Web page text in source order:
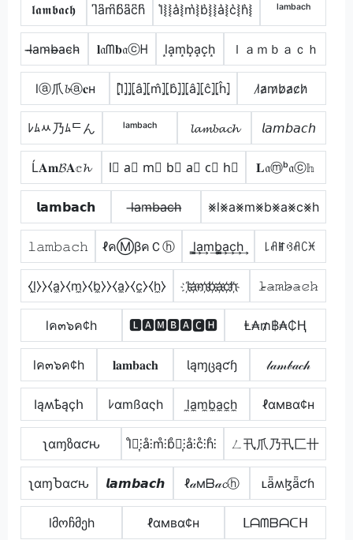
𝖑𝖆𝖒𝖇𝖆𝖈𝖍 l͆a͆m͆b͆a͆c͆h͆ l͛⦚⦚a͛⦚m͛⦚b͛⦚⦚a͛⦚c͛⦚h͛⦚ ˡᵃᵐᵇᵃᶜʰ
l̴̶a̴m̴b̴̶a̴c̴h̴ 𝐥𝔞ᗰ𝐛𝔞ⓒᕼ l͙a͙m͙b͙a͙c͙h͙ ｌａｍｂａｃｈ
lⓐ爪𝓫ⓐ𝐜н ⦏l̂⦎⦎⦏â⦎⦏m̂⦎⦏b̂⦎⦎⦏â⦎⦏ĉ⦎⦏ĥ⦎ l̷a̷m̷b̷a̷c̷h̷
ﾚﾑﾶ乃ﾑᄃん ˡᵃᵐᵇᵃᶜʰ 𝓵𝓪𝓶𝓫𝓪𝓬𝓱 𝘭𝘢𝘮𝘣𝘢𝘤𝘩
Ĺ𝐀𝐦𝓑𝐀𝕔𝓱 l⃣ a⃣ m⃣ b⃣ a⃣ c⃣ h⃣ 𝐋𝔞ⓜᵇ𝔞ⓒ𝕙
𝗹𝗮𝗺𝗯𝗮𝗰𝗵 l̶a̶m̶b̶a̶c̶h̶ ⨳l⨳a⨳m⨳b⨳a⨳c⨳h
𝚕𝚊𝚖𝚋𝚊𝚌𝚑 ℓคⓂβคＣⓗ l̳͢a͢m͢b̳͢a͢c͢h͢ ꒒ꋬꂵꃳꋬꉔꁝ
⧼l̼⧽⧽⧼a̼⧽⧼m̼⧽⧼b̼⧽⧽⧼a̼⧽⧼c̼⧽⧼h̼⧽ l҉a҉m҉b҉a҉c҉h҉ 𝚕̷̴𝚊̷𝚖̷𝚋̷̴𝚊̷𝚌̷𝚑̷
lค๓๖ค¢h 🅻🅰🅼🅱🅰🅲🅷 Ⱡ₳₥฿₳₵Ⱨ
lค๓๖ค¢h 𝐥𝐚𝐦𝐛𝐚𝐜𝐡 Ɩąɱცąƈɧ 𝓁𝒶𝓂𝒷𝒶𝒸𝒽
Ӏąʍҍąçհ ﾚαmßαςh l̼a̼m̼b̼a̼c̼h̼ ℓαмвα¢н
ʅαɱზαƈԋ l̊⫶͎⫶å⫶m̊⫶b̊⫶͎⫶å⫶c̊⫶h̊⫶ ㄥ卂爪乃卂匚卄
ʅαɱႦαƈԋ 𝙡𝙖𝙢𝙗𝙖𝙘𝙝 ℓ𝒶мᗷ𝒶𝓬ⓗ ʟǟʍɮǟƈɦ
lმოჩმეh ℓαмвα¢н ᒪᗩᗰᗷᗩᑕᕼ